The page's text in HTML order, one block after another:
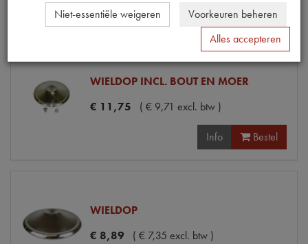
Info Bestel
WIELDOP INCL. BOUT EN MOER
€ 11 ,75 ( € 9,71 excl. btw )
Info Bestel
WIELDOP
€ 8,89 ( € 7,35 excl. btw )
Niet-essentiële weigeren
Voorkeuren beheren
Alles accepteren